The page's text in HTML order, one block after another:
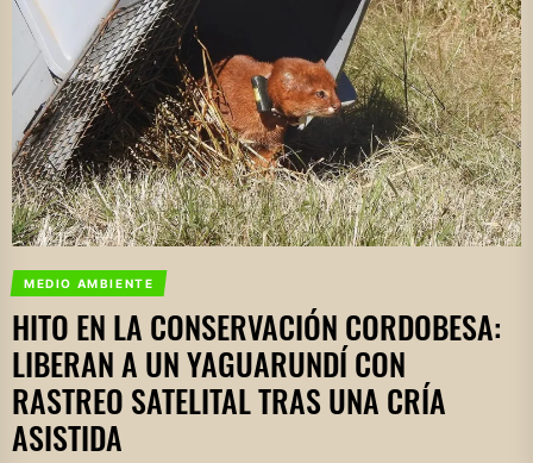
MEDIO AMBIENTE
HITO EN LA CONSERVACIÓN CORDOBESA:
LIBERAN A UN YAGUARUNDÍ CON
RASTREO SATELITAL TRAS UNA CRÍA
ASISTIDA